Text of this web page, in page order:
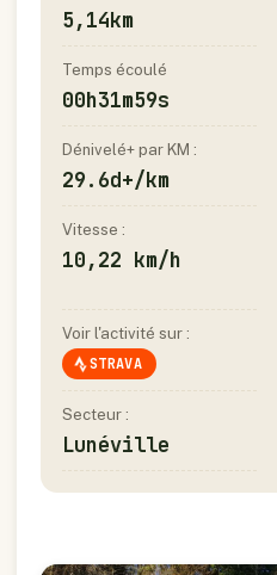
5,14km
Temps écoulé
00h31m59s
Dénivelé+ par KM :
29.6d+/km
Vitesse :
10,22 km/h
Voir l'activité sur :
STRAVA
Secteur :
Lunéville